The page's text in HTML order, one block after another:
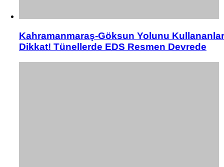
Kahramanmaraş-Göksun Yolunu Kullananlar
Dikkat! Tünellerde EDS Resmen Devrede